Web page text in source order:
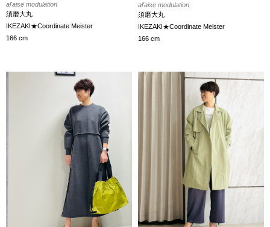
al'aise modulation
須磨大丸
IKEZAKI★Coordinate Meister
166 cm
al'aise modulation
須磨大丸
IKEZAKI★Coordinate Meister
166 cm